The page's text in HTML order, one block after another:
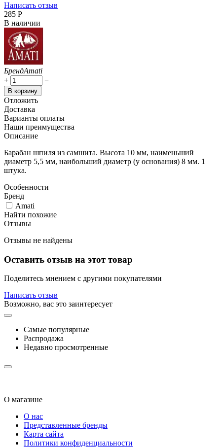
Написать отзыв
‍285‍ Р
В наличии
БрендAmati
+
−
В корзину
Отложить
Доставка
Варианты оплаты
Наши преимущества
Описание
Барабан шпиля из самшита. Высота 10 мм, наименьший
диаметр 5,5 мм, наибольший диаметр (у основания) 8 мм. 1
штука.
Особенности
Бренд
Amati
Найти похожие
Отзывы
Отзывы не найдены
Оставить отзыв на этот товар
Поделитесь мнением с другими покупателями
Написать отзыв
Возможно, вас это заинтересует
Самые популярные
Распродажа
Недавно просмотренные
О магазине
О нас
Представленные бренды
Карта сайта
Политики конфиденциальности